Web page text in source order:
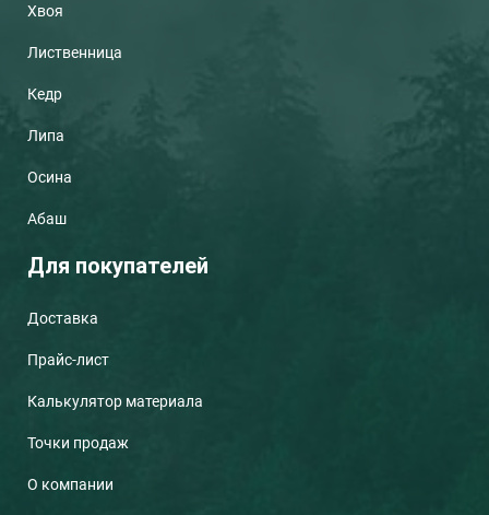
Хвоя
Лиственница
Кедр
Липа
Осина
Абаш
Для покупателей
Доставка
Прайс-лист
Калькулятор материала
Точки продаж
О компании